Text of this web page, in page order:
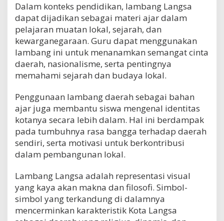
Dalam konteks pendidikan, lambang Langsa
dapat dijadikan sebagai materi ajar dalam
pelajaran muatan lokal, sejarah, dan
kewarganegaraan. Guru dapat menggunakan
lambang ini untuk menanamkan semangat cinta
daerah, nasionalisme, serta pentingnya
memahami sejarah dan budaya lokal.
Penggunaan lambang daerah sebagai bahan
ajar juga membantu siswa mengenal identitas
kotanya secara lebih dalam. Hal ini berdampak
pada tumbuhnya rasa bangga terhadap daerah
sendiri, serta motivasi untuk berkontribusi
dalam pembangunan lokal.
Lambang Langsa adalah representasi visual
yang kaya akan makna dan filosofi. Simbol-
simbol yang terkandung di dalamnya
mencerminkan karakteristik Kota Langsa